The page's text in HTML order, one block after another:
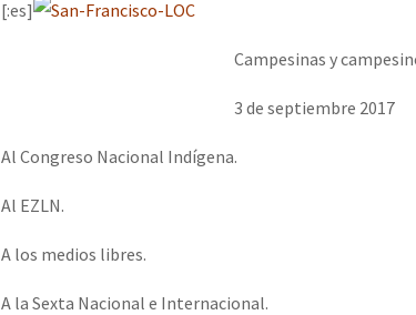
Dia 2 do Encontro “Guerra contra a Humanidad”
Dia 1: Encontro “Guerra contra a Humanidade”
[CDMX – 20 julio] Jornadas globales por la libertad de
[:es]
Campesinas y
3 de septiembre 2017
Al Congreso Nacional Indígena.
Al EZLN.
A los medios libres.
A la Sexta Nacional e Internacional.